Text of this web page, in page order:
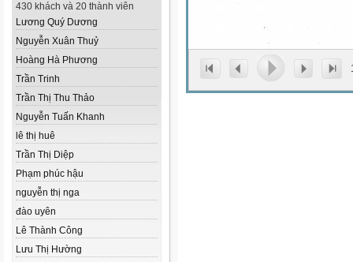
430 khách và 20 thành viên
Lương Quý Dương
Nguyễn Xuân Thuỷ
Hoàng Hà Phương
Trần Trinh
Trần Thị Thu Thảo
Nguyễn Tuấn Khanh
lê thị huê
Trần Thị Diệp
Phạm phúc hậu
nguyễn thị nga
đào uyên
Lê Thành Công
Lưu Thị Hường